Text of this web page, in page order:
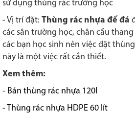
sử dụng thùng rác trường học
- Vị trí đặt: Thùng rác nhựa đế đá
các sân trường học, chân cầu
các bạn học sinh nên việc đặt
này là một việc rất cần thiết.
Xem thêm:
- Bán thùng rác nhựa 120l
- Thùng rác nhựa HDPE 60 lít